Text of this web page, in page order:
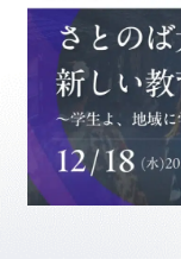
フェロー
採用情報